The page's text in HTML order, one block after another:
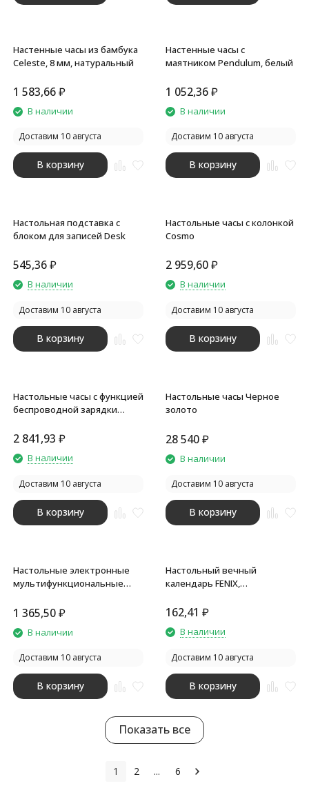
Настенные часы из бамбука
Celeste, 8 мм, натуральный
1 583,66₽
В наличии
Доставим 10 августа
В корзину
Настенные часы с
маятником Pendulum, белый
1 052,36₽
В наличии
Доставим 10 августа
В корзину
Настольная подставка с
блоком для записей Desk
545,36₽
В наличии
Доставим 10 августа
В корзину
Настольные часы с колонкой
Cosmo
2 959,60₽
В наличии
Доставим 10 августа
В корзину
Настольные часы с функцией
беспроводной зарядки
2 841,93 ₽
В наличии
Доставим 10 августа
В корзину
Настольные часы Черное
золото
28 540₽
В наличии
Доставим 10 августа
В корзину
Настольные электронные
мультифункциональные
белый
1 365,50₽
В наличии
Доставим 10 августа
В корзину
Настольный вечный
календарь FENIX,
162,41 ₽
В наличии
Доставим 10 августа
В корзину
Показать все
1 2 ... 6